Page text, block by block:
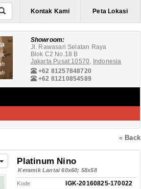
Kontak Kami Peta Lokasi
Showroom:
Jl. Rawasari Selatan Raya
Blok C2 No.18 B
Jakarta Pusat 10570, Indonesia
+62 81257848720
+62 81210854589
« Back
Platinum Nino
Keramik Lantai 60x60; 58x58
Kode IGK-20160825-170022